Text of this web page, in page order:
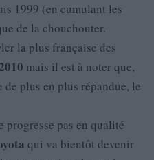
1999 (en cumulant les
de la chouchouter.
la plus française des
mais il est à noter que,
plus en plus répandue, le
progresse pas en qualité
qui va bientôt devenir